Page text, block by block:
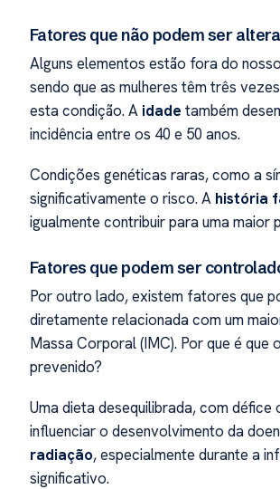
Fatores que não podem ser
Alguns elementos estão fora do
sendo que as mulheres têm três
esta condição. A idade também
incidência entre os 40 e 50 anos.
Condições genéticas raras, como a
significativamente o risco. A história
igualmente contribuir para uma maior
Fatores que podem ser
Por outro lado, existem fatores que
diretamente relacionada com um
Massa Corporal (IMC). Por que é
prevenido?
Uma dieta desequilibrada, com
influenciar o desenvolvimento da
radiação, especialmente durante a
significativo.